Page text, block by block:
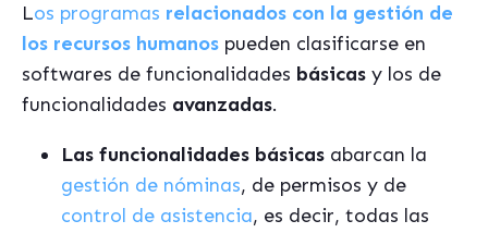
Los programas relacionados con la gestión de
los recursos humanos pueden clasificarse en
softwares de funcionalidades básicas y los de
funcionalidades avanzadas.
Las funcionalidades básicas abarcan la
gestión de nóminas, de permisos y de
control de asistencia, es decir, todas las